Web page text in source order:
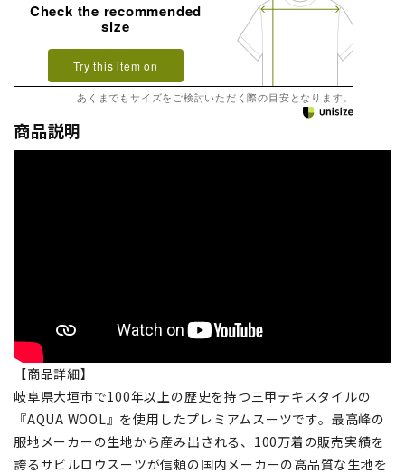
Check the recommended
size
Try this item on
あくまでもサイズをご検討いただく際の目安となります。
商品説明
【商品詳細】
岐阜県大垣市で100年以上の歴史を持つ三甲テキスタイルの
『AQUA WOOL』を使用したプレミアムスーツです。最高峰の
服地メーカーの生地から産み出される、100万着の販売実績を
誇るサビルロウスーツが信頼の国内メーカーの高品質な生地を